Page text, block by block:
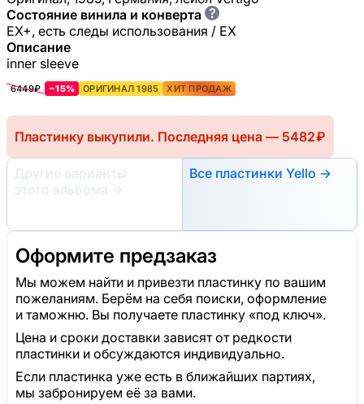
Состояние винила и конверта ?
EX+, есть следы использования / EX
Описание
inner sleeve
6449₽ −15% ОРИГИНАЛ 1985 ХИТ ПРОДАЖ
Пластинку выкупили. Последняя цена — 5482 ₽
Другие варианты
этого альбома
→
Все пластинки Yello →
Оформите предзаказ
Мы можем найти и привезти пластинку по вашим
пожеланиям. Берём на себя поиски, оформление
и таможню. Вы получаете пластинку «под ключ».
Цена и сроки доставки зависят от редкости
пластинки и обсуждаются индивидуально.
Если пластинка уже есть в ближайших партиях,
мы забронируем её за вами.